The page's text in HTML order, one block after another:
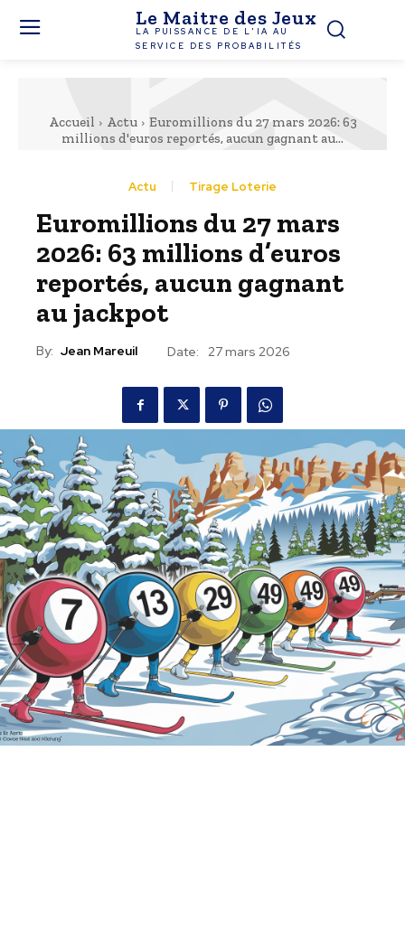
Le Maitre des Jeux
LA PUISSANCE DE L'IA AU
SERVICE DES PROBABILITÉS
Accueil Actu
Euromillions du 27 mars 2026: 63
millions d'euros reportés, aucun gagnant au...
Actu Tirage Loterie
Euromillions du 27 mars
2026: 63 millions d’euros
reportés, aucun gagnant
au jackpot
By: Jean Mareuil Date: 27 mars 2026